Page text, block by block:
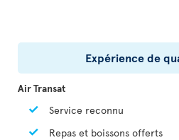
Expérience de
Air Transat
Service reconnu
Repas et boissons offerts